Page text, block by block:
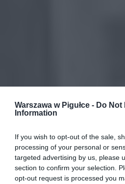
Warszawa w Pigułce - Do Not
Information
If you wish to opt-out of the sale,
processing of your personal or
targeted advertising by us, please
section to confirm your selection.
opt-out request is processed you